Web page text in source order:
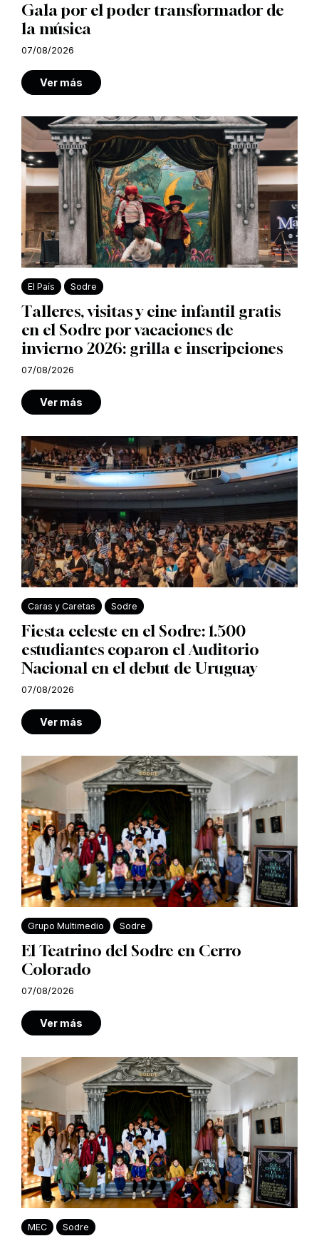
Gala por el poder transformador de
la música
07/08/2026
Ver más
El País Sodre
Talleres, visitas y cine infantil gratis
en el Sodre por vacaciones de
invierno 2026: grilla e inscripciones
07/08/2026
Ver más
Caras y Caretas Sodre
Fiesta celeste en el Sodre: 1.500
estudiantes coparon el Auditorio
Nacional en el debut de Uruguay
07/08/2026
Ver más
Grupo Multimedio Sodre
El Teatrino del Sodre en Cerro
Colorado
07/08/2026
Ver más
MEC Sodre